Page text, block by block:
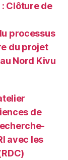
Clôture de
processus
du projet
Nord Kivu
de
avec les